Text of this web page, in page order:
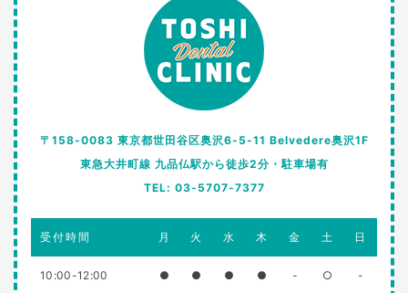
〒158-0083 東京都世田谷区奥沢6-5-11 Belvedere奥沢1F
東急大井町線 九品仏駅から徒歩2分・駐車場有
TEL: 03-5707-7377
受付時間 月 火 水 木 金 土 日
10:00-12:00 ● ● ● ● - ○ -